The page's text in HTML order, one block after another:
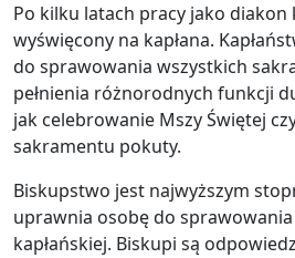
Po kilku latach pracy jako
wyświęcony na kapłana.
do sprawowania wszystkich
pełnienia różnorodnych funkcji
jak celebrowanie Mszy Świętej
sakramentu pokuty.
Biskupstwo jest najwyższym
uprawnia osobę do sprawowania
kapłańskiej. Biskupi są